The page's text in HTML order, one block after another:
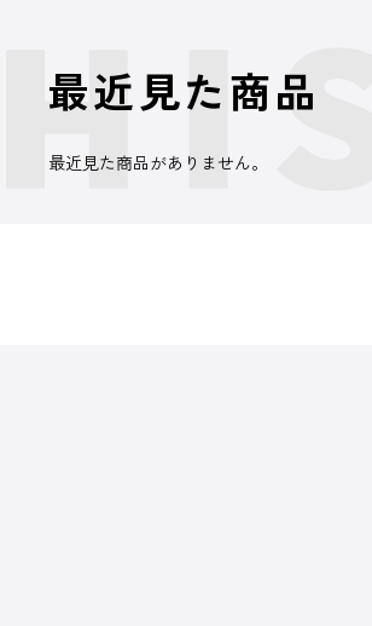
最近見た商品
最近見た商品がありません。